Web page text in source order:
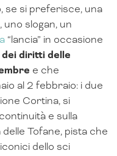
se si preferisce, una
slogan, un
“lancia” in occasione
dei diritti delle
e che
al 2 febbraio: i due
Cortina, si
e sulla
Tofane, pista che
dello sci